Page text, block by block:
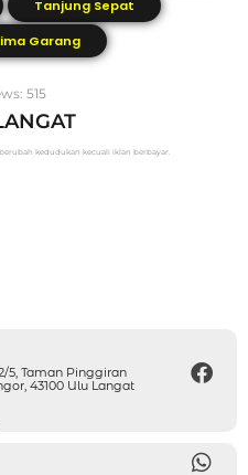
Tanjung Sepat
Garang
515
kedudukan kecuali iklan berbayar.
5, Taman Pinggiran
43100 Ulu Langat